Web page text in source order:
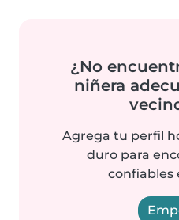
¿No
niñera
Agrega tu perfil
duro para
confiables